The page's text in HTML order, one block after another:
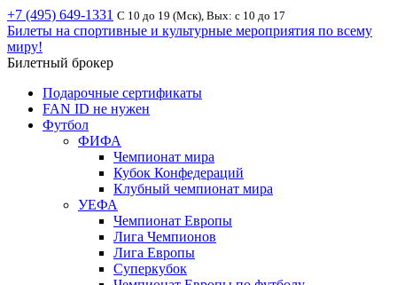
+7 (495) 649-1331 С 10 до 19 (Мск), Вых: с 10 до 17
Билеты на спортивные и культурные мероприятия по всему
миру!
Билетный брокер
Подарочные сертификаты
FAN ID не нужен
Футбол
ФИФА
Чемпионат мира
Кубок Конфедераций
Клубный чемпионат мира
УЕФА
Чемпионат Европы
Лига Чемпионов
Лига Европы
Суперкубок